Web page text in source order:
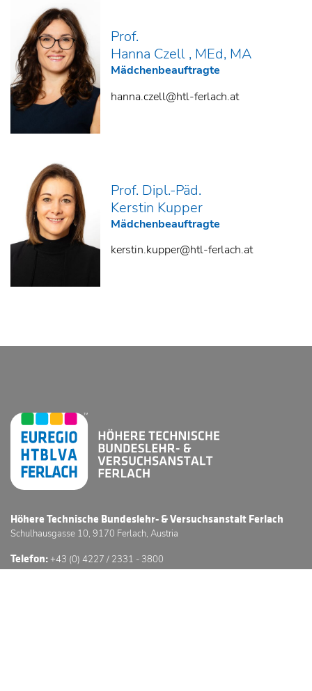
Prof.
Hanna Czell , MEd, MA
Mädchenbeauftragte
hanna.czell@htl-ferlach.at
Prof. Dipl.-Päd.
Kerstin Kupper
Mädchenbeauftragte
kerstin.kupper@htl-ferlach.at
Höhere Technische Bundeslehr- & Versuchsanstalt Ferlach
Schulhausgasse 10, 9170 Ferlach, Austria
Telefon:+43 (0) 4227 / 2331 - 3800
E-Mail: